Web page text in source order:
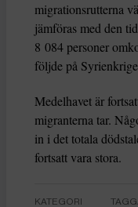
migrationsrutterna
jämföras med den
8 084 personer
följde på
Medelhavet är
migranterna tar.
in i det totala
fortsatt vara stora.
KATEGORI